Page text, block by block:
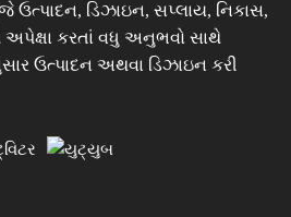
ડિઝાઇન, સપ્લાય, નિકાસ,
અપેક્ષા કરતાં વધુ અનુભવો સાથે
ઉત્પાદન અથવા ડિઝાઇન કરી